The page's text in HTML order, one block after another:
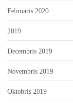
Februāris 2020
2019
Decembris 2019
Novembris 2019
Oktobris 2019